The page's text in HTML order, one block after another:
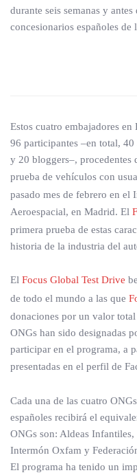
durante seis semanas y
concesionarios españoles de
Estos cuatro embajadores
96 participantes –en total, 40
y 20 bloggers–, procedentes
prueba de vehículos con
pasado mes de febrero en el
Aeroespacial, en Madrid. El
primera prueba de estas
historia de la industria del
El Focus Global Test Drive
de todo el mundo a las que
donaciones por un valor
ONGs han sido designadas
participar en el programa, a
presentadas en el perfil de
Cada una de las cuatro
españoles recibirá el
ONGs son: Aldeas
Intermón Oxfam y
El programa ha tenido un